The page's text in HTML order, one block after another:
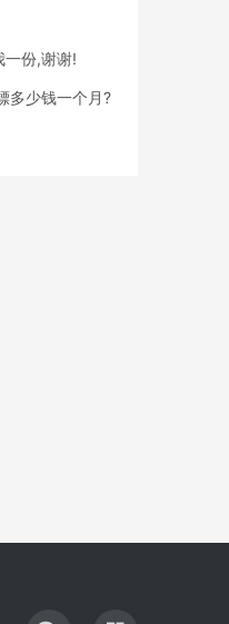
一份,谢谢!
多少钱一个月?